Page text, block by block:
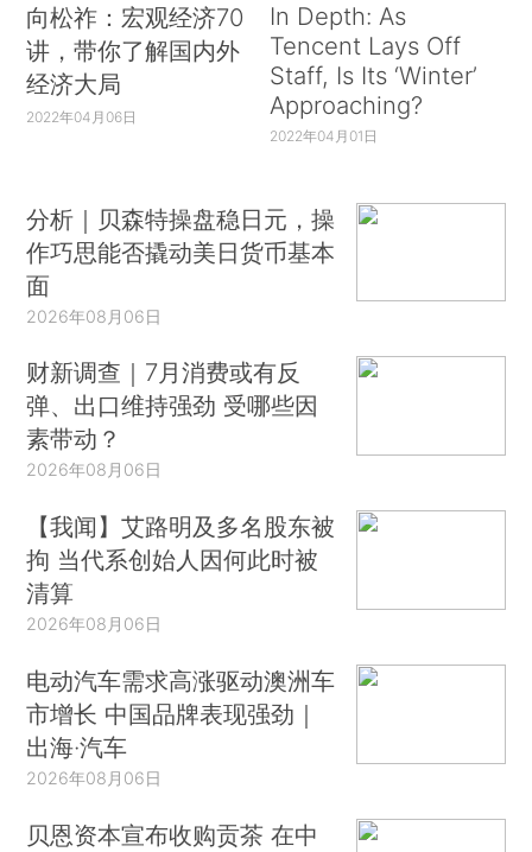
向松祚：宏观经济70
讲，带你了解国内外
经济大局
2022年04月06日
In Depth: As
Tencent Lays Off
Staff, Is Its ‘Winter’
Approaching?
2022年04月01日
分析｜贝森特操盘稳日元，操
作巧思能否撬动美日货币基本
面
2026年08月06日
财新调查｜7月消费或有反
弹、出口维持强劲 受哪些因
素带动？
2026年08月06日
【我闻】艾路明及多名股东被
拘 当代系创始人因何此时被
清算
2026年08月06日
电动汽车需求高涨驱动澳洲车
市增长 中国品牌表现强劲｜
出海·汽车
2026年08月06日
贝恩资本宣布收购贡茶 在中